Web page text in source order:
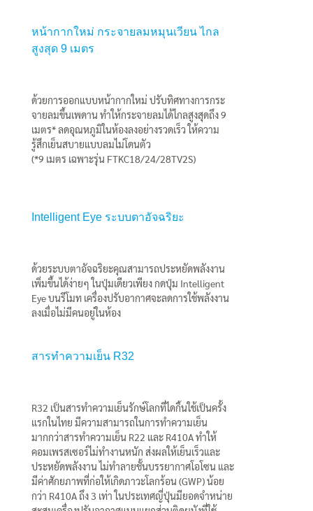
หน้ากากใหม่ กระจายลมหมุนเวียน ไกล
สูงสุด 9 เมตร
ด้วยการออกแบบหน้ากากใหม่ ปรับทิศทางการกระ
จายลมขึ้นเพดาน ทำให้กระจายลมได้ไกลสูงสุดถึง 9
เมตร* ลดอุณหภูมิในห้องลงอย่างรวดเร็ว ให้ความ
รู้สึกเย็นสบายแบบลมไม่โดนตัว
(*9 เมตร เฉพาะรุ่น FTKC18/24/28TV2S)
Intelligent Eye ระบบตาอัจฉริยะ
ด้วยระบบตาอัจฉริยะคุณสามารถประหยัดพลังงาน
เพิ่มขึ้นได้ง่ายๆ ในปุ่มเดียวเพียง กดปุ่ม Intelligent
Eye บนรีโมท เครื่องปรับอากาศจะลดการใช้พลังงาน
ลงเมื่อไม่มีคนอยู่ในห้อง
สารทำความเย็น R32
R32 เป็นสารทำความเย็นรักษ์โลกที่ไดกิ้นใช้เป็นครั้ง
แรกในไทย มีความสามารถในการทำความเย็น
มากกว่าสารทำความเย็น R22 และ R410A ทำให้
คอมเพรสเซอร์ไม่ทำงานหนัก ส่งผลให้เย็นเร็วและ
ประหยัดพลังงาน ไม่ทำลายชั้นบรรยากาศโอโซน และ
มีค่าศักยภาพที่ก่อให้เกิดภาวะโลกร้อน (GWP) น้อย
กว่า R410A ถึง 3 เท่า ในประเทศญี่ปุ่นมียอดจำหน่าย